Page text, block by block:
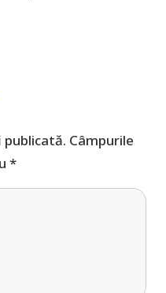
publicată. Câmpurile
*